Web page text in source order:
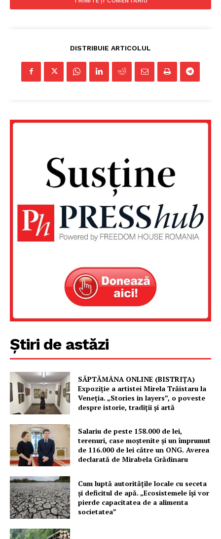
Proiecte editoriale
DISTRIBUIE ARTICOLUL
Știri de astăzi
SĂPTĂMÂNA ONLINE (BISTRIȚA)
Expoziție a artistei Mirela Trăistaru la
Veneția. „Stories in layers”, o poveste
despre istorie, tradiții și artă
Salariu de peste 158.000 de lei,
terenuri, case moștenite și un împrumut
de 116.000 de lei către un ONG. Averea
declarată de Mirabela Grădinaru
Cum luptă autoritățile locale cu seceta
și deficitul de apă. „Ecosistemele își vor
pierde capacitatea de a alimenta
societatea”